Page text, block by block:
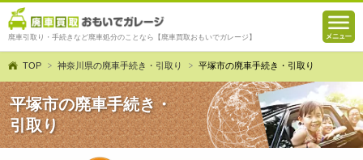
廃車引取り・手続きなど廃車処分のことなら【廃車買取おもいでガレージ】
TOP 神奈川県の廃車手続き・引取り 平塚市の廃車手続き・引取り
平塚市の廃車手続き・
引取り